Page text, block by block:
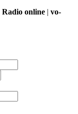
Radio online | vo-